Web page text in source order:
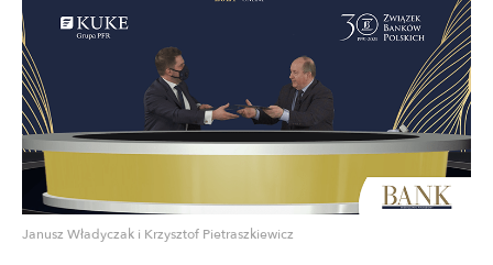
Janusz Władyczak i Krzysztof Pietraszkiewicz